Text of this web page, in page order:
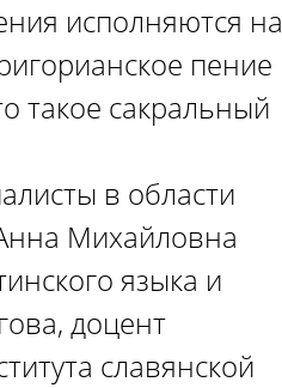
исполняются на
пение
такое сакральный
в области
Михайловна
языка и
доцент
славянской